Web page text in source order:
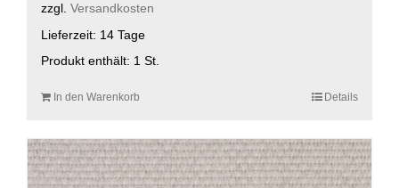
zzgl. Versandkosten
Lieferzeit: 14 Tage
Produkt enthält: 1 St.
In den Warenkorb Details